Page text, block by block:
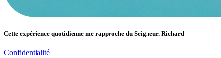
Cette expérience quotidienne me rapproche du Seigneur. Richard
Confidentialité